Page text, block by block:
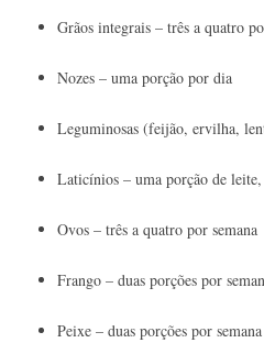
Grãos integrais – três a quatro
Nozes – uma porção por dia
Leguminosas (feijão, ervilha,
Laticínios – uma porção de
Ovos – três a quatro por semana
Frango – duas porções por
Peixe – duas porções por semana